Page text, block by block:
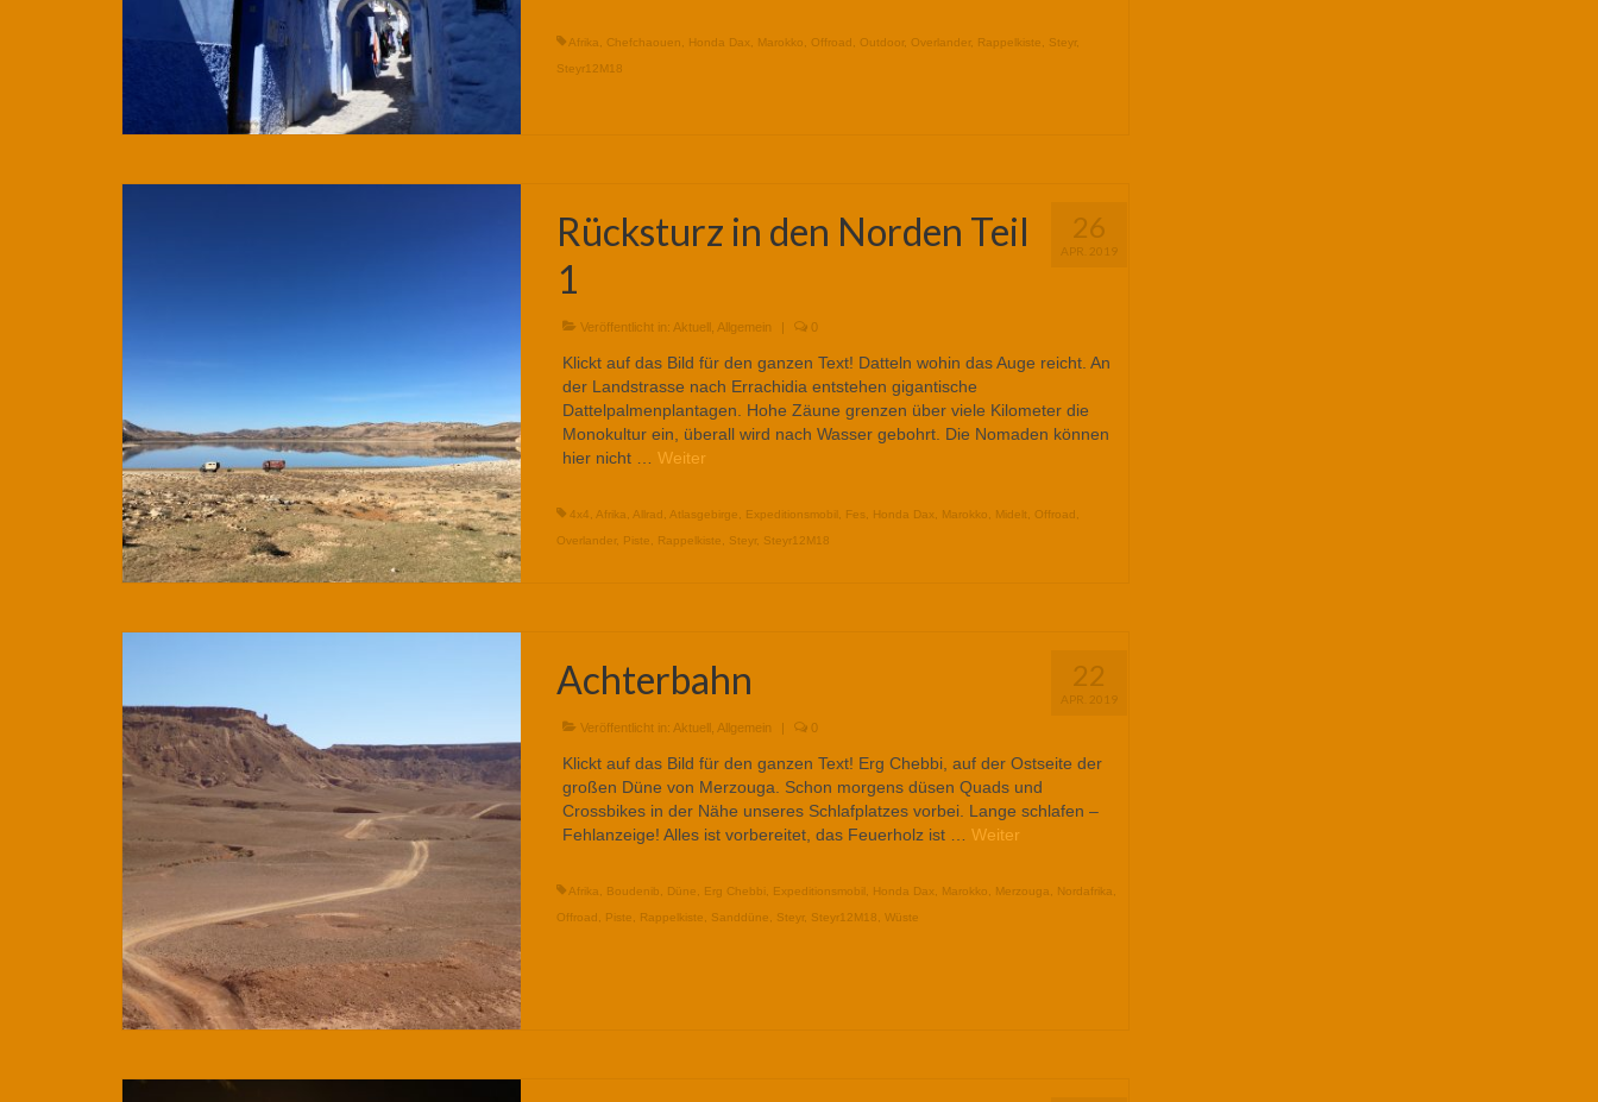
Afrika Chefchaouen Honda Dax Marokko Offroad Outdoor, Overlander, Rappelkiste Steyr,
Steyr12M18
26
APR. 2019
Rücksturz in den Norden Teil
1
Veröffentlicht in: Aktuell, Allgemein | 0
Klickt auf das Bild für den ganzen Text! Datteln wohin das Auge reicht. An
der Landstrasse nach Errachidia entstehen gigantische
Dattelpalmenplantagen. Hohe Zäune grenzen über viele Kilometer die
Monokultur ein, überall wird nach Wasser gebohrt. Die Nomaden können
hier nicht … Weiter
4x4 Afrika Allrad Atlasgebirge Expeditionsmobil Fes, Honda Dax Marokko Midelt Offroad
Overlander, Piste Rappelkiste Steyr, Steyr12M18
22
APR. 2019
Achterbahn
Veröffentlicht in: Aktuell, Allgemein | 0
Klickt auf das Bild für den ganzen Text! Erg Chebbi, auf der Ostseite der
großen Düne von Merzouga. Schon morgens düsen Quads und
Crossbikes in der Nähe unseres Schlafplatzes vorbei. Lange schlafen –
Fehlanzeige! Alles ist vorbereitet, das Feuerholz ist … Weiter
Afrika Boudenib Düne Erg Chebbi Expeditionsmobil Honda Dax Marokko Merzouga Nordafrika
Offroad
Piste Rappelkiste Sanddüne Steyr, Steyr12M18 Wüste